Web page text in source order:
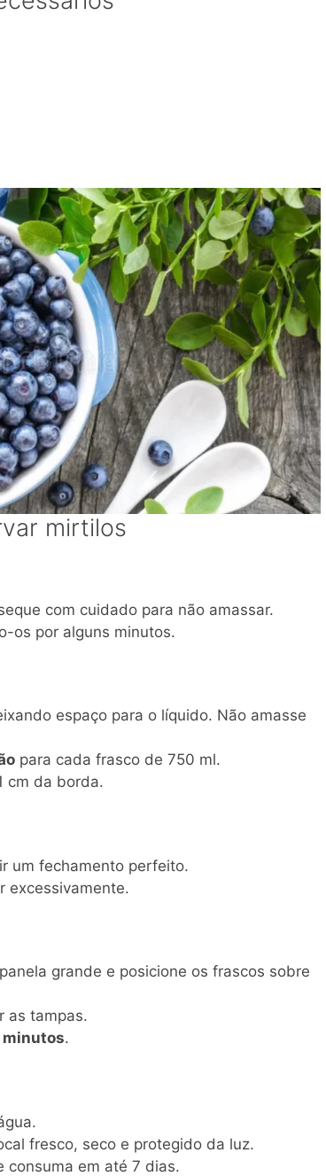
mirtilos
com cuidado para não amassar.
os por alguns minutos.
espaço para o líquido. Não amasse
para cada frasco de 750 ml.
cm da borda.
um fechamento perfeito.
excessivamente.
grande e posicione os frascos sobre
as tampas.
minutos.
fresco, seco e protegido da luz.
consuma em até 7 dias.